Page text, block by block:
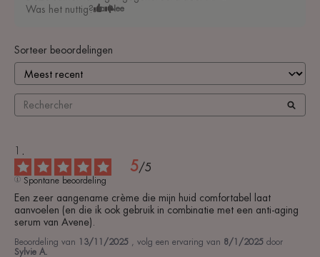
Was het nuttig?
Ja Nee
Sorteer beoordelingen
5/5
Spontane beoordeling
Een zeer aangename crème die mijn huid comfortabel laat
aanvoelen (en die ik ook gebruik in combinatie met een anti-aging
serum van Avene).
Beoordeling van 13/11/2025 , volg een ervaring van 8/1/2025 door
Sylvie A.